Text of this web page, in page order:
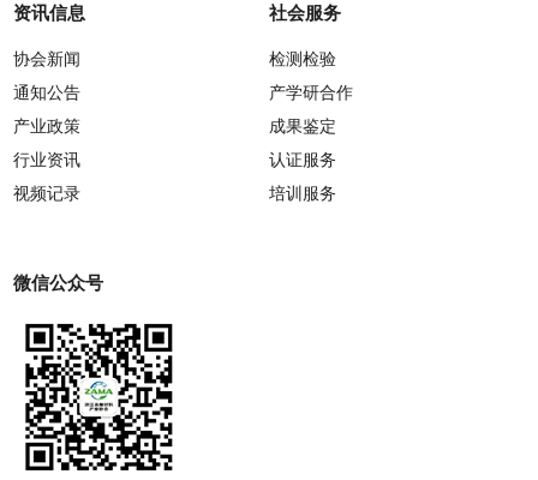
资讯信息
协会新闻
通知公告
产业政策
行业资讯
视频记录
社会服务
检测检验
产学研合作
成果鉴定
认证服务
培训服务
微信公众号